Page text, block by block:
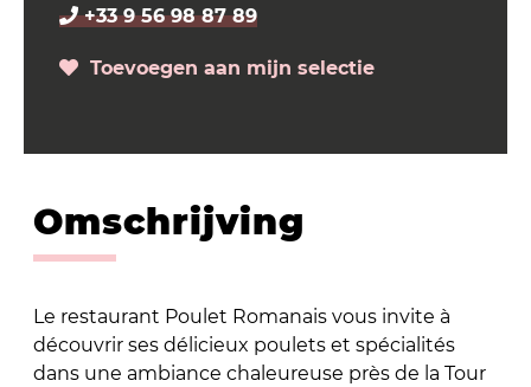
+33 9 56 98 87 89
Toevoegen aan mijn selectie
Omschrijving
Le restaurant Poulet Romanais vous invite à
découvrir ses délicieux poulets et spécialités
dans une ambiance chaleureuse près de la Tour